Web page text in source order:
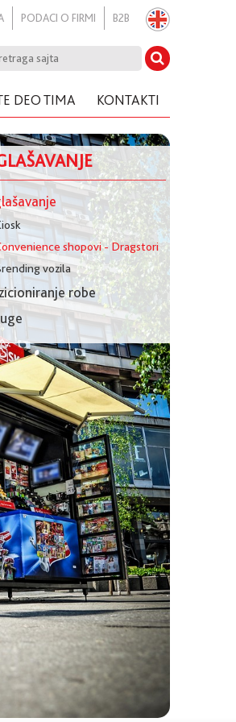
B2B
PODACI O FIRMI
DEO TIMA KONTAKTI
shopovi - Dragstori
vozila
robe